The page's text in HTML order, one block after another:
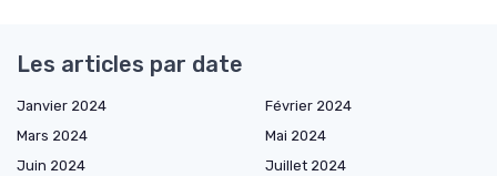
Les articles par date
Janvier 2024
Février 2024
Mars 2024
Mai 2024
Juin 2024
Juillet 2024